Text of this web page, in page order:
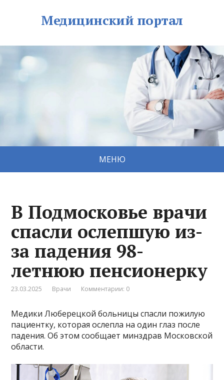
Медицинский портал
МЕНЮ
В Подмосковье врачи
спасли ослепшую из-
за падения 98-
летнюю пенсионерку
23.03.2025 Врачи Комментарии: 0
Медики Люберецкой больницы спасли пожилую
пациентку, которая ослепла на один глаз после
падения. Об этом сообщает минздрав Московской
области.